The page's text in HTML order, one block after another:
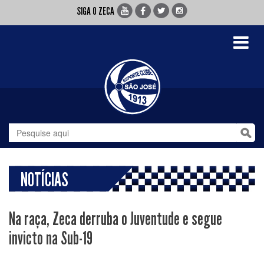
SIGA O ZECA
Toggle
NOTÍCIAS
Na raça, Zeca derruba o Juventude e segue
invicto na Sub-19